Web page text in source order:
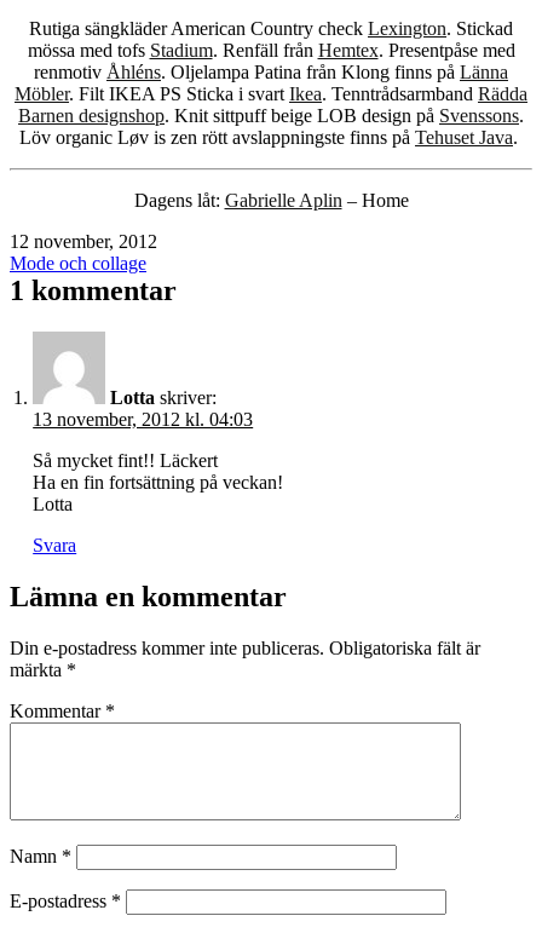
Rutiga sängkläder American Country check Lexington. Stickad
mössa med tofs Stadium. Renfäll från Hemtex. Presentpåse med
renmotiv Åhléns. Oljelampa Patina från Klong finns på Länna
Möbler. Filt IKEA PS Sticka i svart Ikea. Tenntrådsarmband Rädda
Barnen designshop. Knit sittpuff beige LOB design på Svenssons.
Löv organic Løv is zen rött avslappningste finns på Tehuset Java.
Dagens låt: Gabrielle Aplin – Home
Publicerat
den
12 november, 2012
Kategoriserat
som
Mode och collage
1 kommentar
Lotta skriver:
13 november, 2012 kl. 04:03
Så mycket fint!! Läckert
Ha en fin fortsättning på veckan!
Lotta
Svara
Lämna en kommentar
Din e-postadress kommer inte publiceras. Obligatoriska fält är
märkta *
Kommentar *
Namn *
E-postadress *